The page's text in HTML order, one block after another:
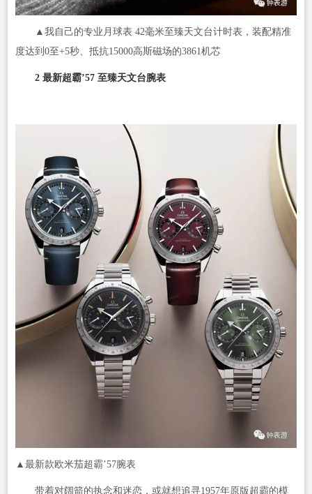
▲我自己的专业月球表 42毫米至臻天文台计时表，装配精准
度达到0至+5秒、抵抗15000高斯磁场的3861机芯
2 最新超霸’57 至臻天文台腕表
▲最新款欧米茄超霸’57腕表
带着对阔箭的执念和迷恋，或就想追寻1957年原版超霸的模